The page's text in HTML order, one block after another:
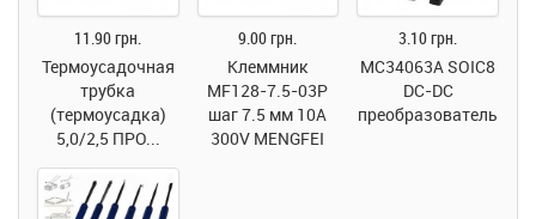
11.90 грн.
Термоусадочная
трубка
(термоусадка)
5,0/2,5 ПРО...
9.00 грн.
Клеммник
MF128-7.5-03P
шаг 7.5 мм 10A
300V MENGFEI
3.10 грн.
MC34063A SOIC8
DC-DC
преобразователь